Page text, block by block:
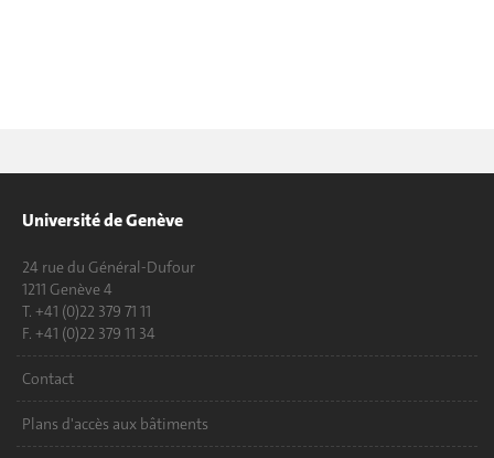
Université de Genève
24 rue du Général-Dufour
1211 Genève 4
T. +41 (0)22 379 71 11
F. +41 (0)22 379 11 34
Contact
Plans d'accès aux bâtiments